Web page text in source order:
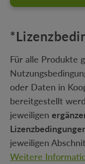
Für alle Produkte
oder Daten in
bereitgestellt
jeweiligen
jeweiligen
Weitere